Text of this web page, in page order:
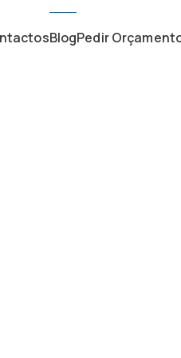
BlogPedir